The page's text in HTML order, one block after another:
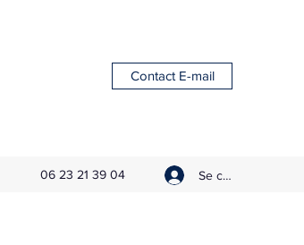
Contact E-mail
06 23 21 39 04 Se connecter